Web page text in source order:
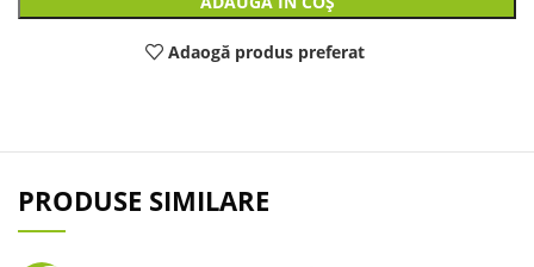
Adaogă produs preferat
PRODUSE SIMILARE